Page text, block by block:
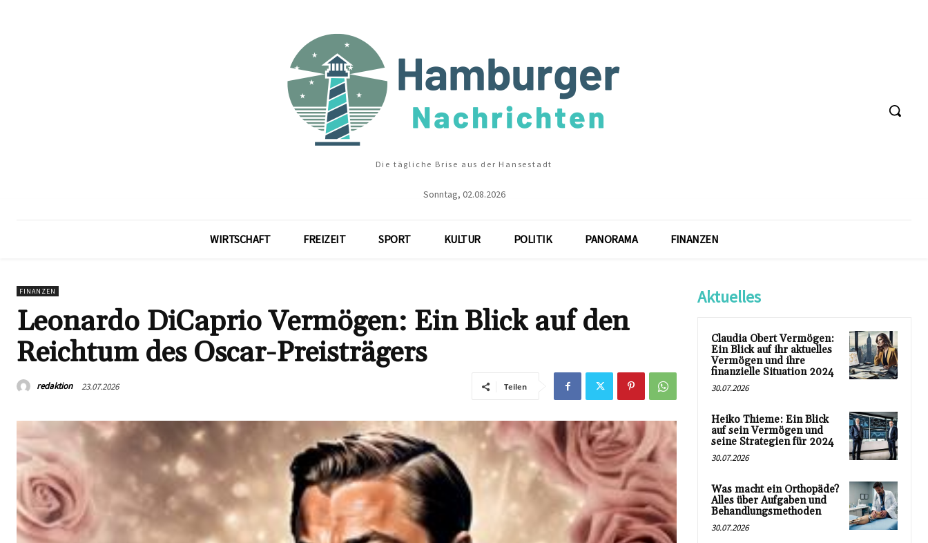
Die tägliche Brise aus der Hansestadt
Sonntag, 02.08.2026
WIRTSCHAFT FREIZEIT SPORT KULTUR POLITIK PANORAMA FINANZEN
FINANZEN
Leonardo DiCaprio Vermögen: Ein Blick auf den
Reichtum des Oscar-Preisträgers
redaktion 23.07.2026 Teilen
Aktuelles
Claudia Obert Vermögen:
Ein Blick auf ihr aktuelles
Vermögen und ihre
finanzielle Situation 2024
30.07.2026
Heiko Thieme: Ein Blick
auf sein Vermögen und
seine Strategien für 2024
30.07.2026
Was macht ein Orthopäde?
Alles über Aufgaben und
Behandlungsmethoden
30.07.2026